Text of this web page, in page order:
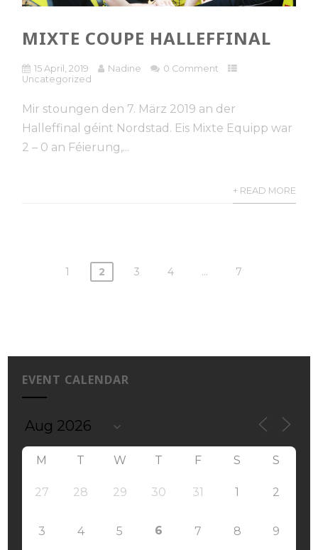
MIXTE COUPE HALLEFFINAL
15 April, 2019 Nadine
0 Comment
Uncategorized
Mir stoungen den 7. März 2019 an der
Halleffinal géint Nordstad. Eis Mixte Equipp war
2 – 0 an Féierung,...
+ READ MORE
1 2 3 4 … 7
EVENT CALENDAR
M T W T F S S
27 28 29 30 31 1 2
3 4 5 6 7 8 9